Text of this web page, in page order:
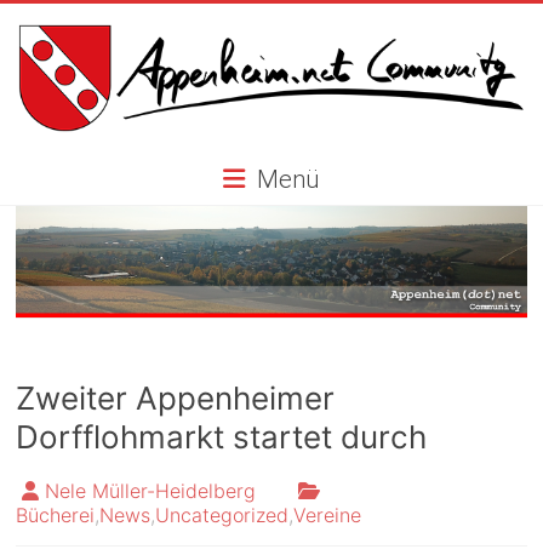
content
Appenheim.net
Community
Menü
Zweiter Appenheimer
Dorfflohmarkt startet durch
Nele Müller-Heidelberg
Bücherei,News,Uncategorized,Vereine